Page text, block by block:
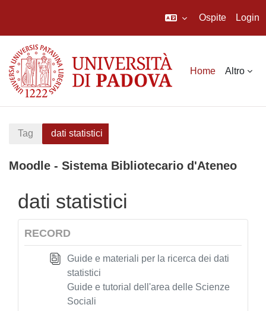
Ospite Login
Home Altro
Tag dati statistici
Moodle - Sistema Bibliotecario d'Ateneo
dati statistici
RECORD
Guide e materiali per la ricerca dei dati
statistici
Guide e tutorial dell'area delle Scienze
Sociali